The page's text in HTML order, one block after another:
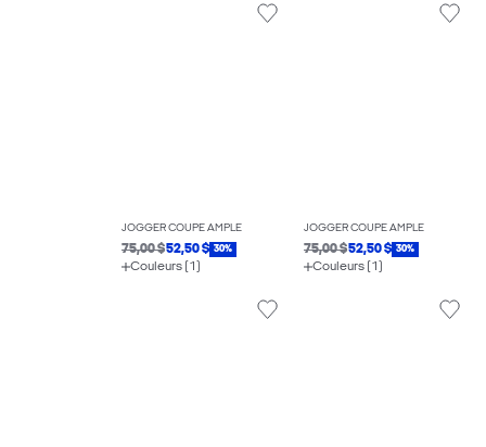
JOGGER COUPE AMPLE
75,00 $52,50 $ 30%
Couleurs (1)
JOGGER COUPE AMPLE
75,00 $52,50 $ 30%
Couleurs (1)